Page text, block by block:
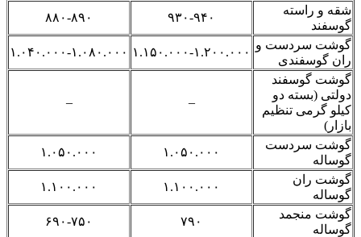
شقه و راسته
گوسفند
۹۳۰-۹۴۰
۸۸۰-۸۹۰
گوشت سردست و
ران گوسفندی
۱.۱۵۰.۰۰۰-۱.۲۰۰.۰۰۰ ۱.۰۴۰.۰۰۰-۱.۰۸۰.۰۰۰
گوشت گوسفند
دولتی (بسته دو
کیلو گرمی تنظیم
بازار)
–
–
گوشت سردست
گوساله
۱.۰۵۰.۰۰۰
۱.۰۵۰.۰۰۰
گوشت ران
گوساله
۱.۱۰۰.۰۰۰
۱.۱۰۰.۰۰۰
گوشت منجمد
گوساله
۷۹۰
۶۹۰-۷۵۰